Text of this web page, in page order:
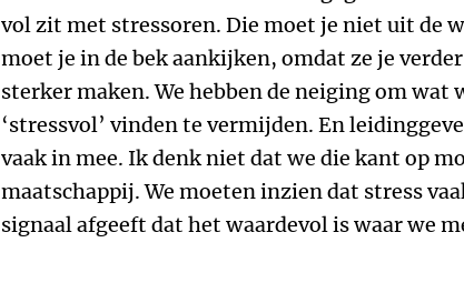
vol zit met stressoren. Die moet je niet uit de
moet je in de bek aankijken, omdat ze je
sterker maken. We hebben de neiging om wat
‘stressvol’ vinden te vermijden. En
vaak in mee. Ik denk niet dat we die kant op
maatschappij. We moeten inzien dat stress
signaal afgeeft dat het waardevol is waar we